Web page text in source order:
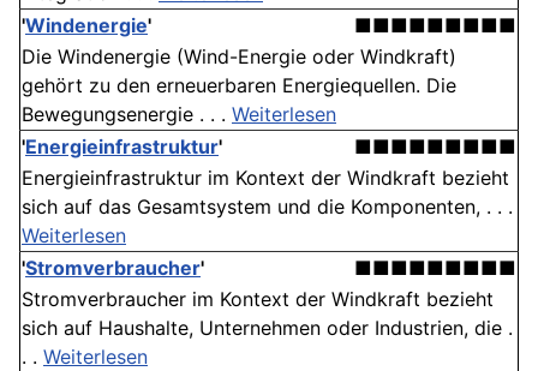
'Windenergie'
■■■■■■■■■
Die Windenergie (Wind-Energie oder Windkraft)
gehört zu den erneuerbaren Energiequellen. Die
Bewegungsenergie . . . Weiterlesen
'Energieinfrastruktur'
■■■■■■■■■
Energieinfrastruktur im Kontext der Windkraft bezieht
sich auf das Gesamtsystem und die Komponenten, . . .
Weiterlesen
'Stromverbraucher'
■■■■■■■■■
Stromverbraucher im Kontext der Windkraft bezieht
sich auf Haushalte, Unternehmen oder Industrien, die .
. . Weiterlesen